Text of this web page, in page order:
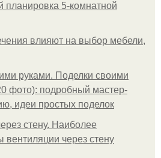
планировка 5-комнатной
влияют на выбор мебели,
руками. Поделки своими
фото): подробный мастер-
идеи простых поделок
стену. Наиболее
через стену